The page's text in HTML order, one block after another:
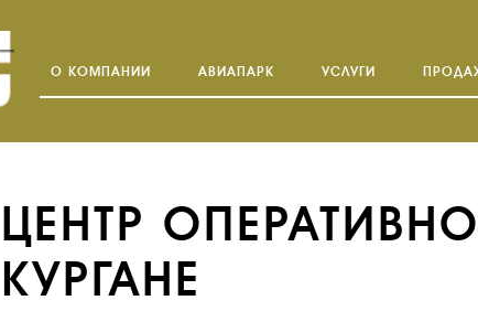
О КОМПАНИИ АВИАПАРК УСЛУГИ
ЦЕНТР
КУРГАНЕ